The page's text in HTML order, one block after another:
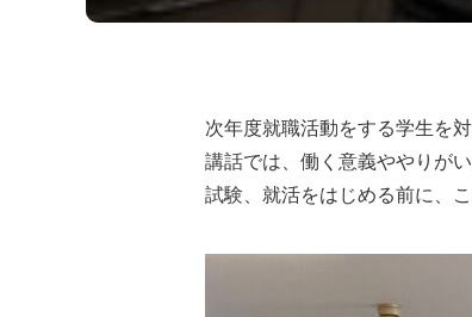
次年度就職活動をする学生を
講話では、働く意義ややりが
試験、就活をはじめる前に、